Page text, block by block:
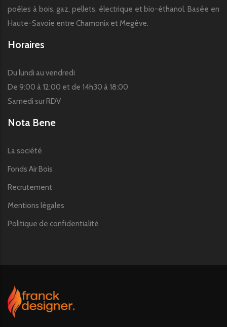
poêles à bois, gaz, pellets, électrique et bio-éthanol. Basée en
Haute-Savoie entre Chamonix et Megève.
Horaires
Du lundi au vendredi
De 9:00 à 12:00 et de 14h30 à 18:00
Samedi sur RDV
Nota Bene
La société
Fonds Air Bois
Recrutement
Mentions légales
Politique de confidentialité